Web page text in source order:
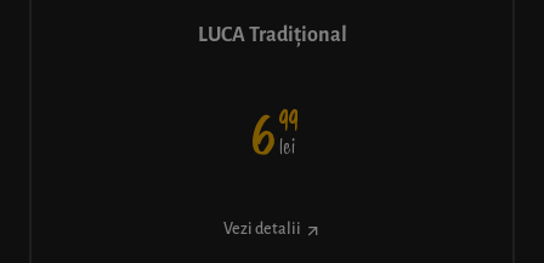
LUCA Tradițional
699
lei
Vezi detalii